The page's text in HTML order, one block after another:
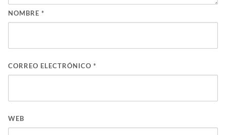
NOMBRE *
CORREO ELECTRÓNICO *
WEB